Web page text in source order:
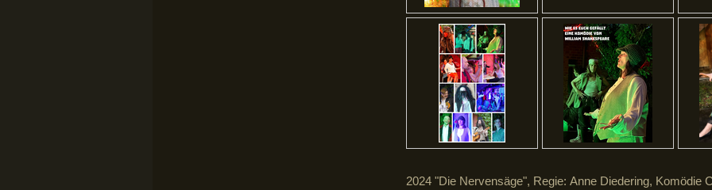
2024 "Die Nervensäge", Regie: Anne Diedering, Komödie